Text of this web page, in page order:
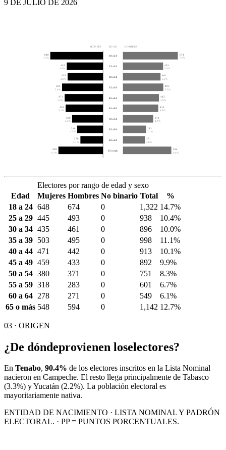
9 DE JULIO DE 2026
MUJERES EDAD HOMBRES
648
7.2%
674
7.5%
18 a 24
445
4.9%
493
5.5%
25 a 29
435
4.8%
461
5.1%
30 a 34
503
5.6%
495
5.5%
35 a 39
471
5.2%
442
4.9%
40 a 44
459
5.1%
433
4.8%
45 a 49
380
4.2%
371
4.1%
50 a 54
318
3.5%
283
3.1%
55 a 59
278
3.1%
271
3.0%
60 a 64
548
6.1%
594
6.6%
65 o más
Electores por rango de edad y sexo
Edad
Mujeres Hombres No binario Total
%
18 a 24 648 674 0 1,322 14.7%
25 a 29 445 493 0 938
10.4%
30 a 34 435 461 0 896
10.0%
35 a 39
503 495 0 998
11.1%
40 a 44 471 442 0 913
10.1%
45 a 49 459 433 0 892
9.9%
50 a 54 380 371 0 751
8.3%
55 a 59 318 283 0 601
6.7%
60 a 64
278 271 0 549
6.1%
65 o más 548 594 0 1,142 12.7%
03 · ORIGEN
¿De dóndeprovienen loselectores?
En Tenabo, 90.4% de los electores inscritos en la Lista Nominal
nacieron en Campeche. El resto llega principalmente de Tabasco
(3.3%) y Yucatán (2.2%). La población electoral es
mayoritariamente nativa.
ENTIDAD DE NACIMIENTO · LISTA NOMINAL Y PADRÓN
ELECTORAL. · PP = PUNTOS PORCENTUALES.